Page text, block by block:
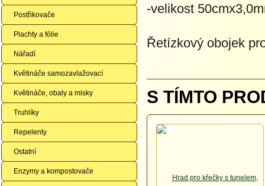
Postřikovače
Plachty a fólie
Nářadí
Květináče samozavlažovací
Květináče, obaly a misky
Truhlíky
Repelenty
Ostatní
Enzymy a kompostovače
-velikost
Řetízkový obojek
S TÍMTO